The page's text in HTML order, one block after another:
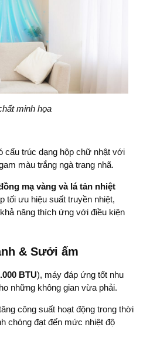
minh họa
cấu trúc dạng hộp chữ nhật với
màu trắng ngà trang nhã.
mạ vàng và lá tản nhiệt
tối ưu hiệu suất truyền nhiệt,
năng thích ứng với điều kiện
& Sưởi ấm
BTU), máy đáp ứng tốt nhu
những không gian vừa phải.
công suất hoạt động trong thời
chóng đạt đến mức nhiệt độ